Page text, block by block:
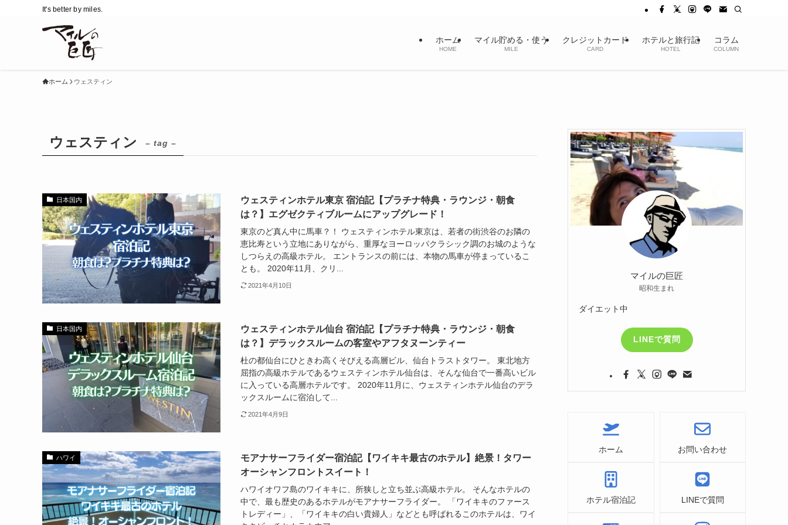
It's better by miles.
ホーム
HOME
マイル貯める・使う
MILE
クレジットカード
CARD
ホテルと旅行記
HOTEL
コラム
COLUMN
ホーム ウェスティン
ウェスティン – tag –
日本国内
ウェスティンホテル東京 宿泊記【プラチナ特典・ラウンジ・朝食
は？】エグゼクティブルームにアップグレード！
東京のど真ん中に馬車？！ ウェスティンホテル東京は、若者の街渋谷のお隣の
恵比寿という立地にありながら、重厚なヨーロッパクラシック調のお城のような
しつらえの高級ホテル。 エントランスの前には、本物の馬車が停まっているこ
とも。 2020年11月、クリ...
2021年4月10日
日本国内
ウェスティンホテル仙台 宿泊記【プラチナ特典・ラウンジ・朝食
は？】デラックスルームの客室やアフタヌーンティー
杜の都仙台にひときわ高くそびえる高層ビル、仙台トラストタワー。 東北地方
屈指の高級ホテルであるウェスティンホテル仙台は、そんな仙台で一番高いビル
に入っている高層ホテルです。 2020年11月に、ウェスティンホテル仙台のデラ
ックスルームに宿泊して...
2021年4月9日
ハワイ
モアナサーフライダー宿泊記【ワイキキ最古のホテル】絶景！タワー
オーシャンフロントスイート！
ハワイオワフ島のワイキキに、所狭しと立ち並ぶ高級ホテル。 そんなホテルの
中で、最も歴史のあるホテルがモアナサーフライダー。 「ワイキキのファース
トレディー」、「ワイキキの白い貴婦人」などとも呼ばれるこのホテルは、ワイ
マイルの巨匠
昭和生まれ
ダイエット中
LINEで質問
ホーム お問い合わせ
ホテル宿泊記 LINEで質問